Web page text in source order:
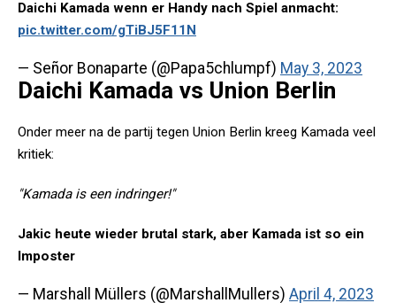
Daichi Kamada wenn er Handy nach Spiel anmacht:
pic.twitter.com/gTiBJ5F11N
— Señor Bonaparte (@Papa5chlumpf) May 3, 2023
Daichi Kamada vs Union Berlin
Onder meer na de partij tegen Union Berlin kreeg Kamada veel
kritiek:
"Kamada is een indringer!"
Jakic heute wieder brutal stark, aber Kamada ist so ein
Imposter
— Marshall Müllers (@MarshallMullers) April 4, 2023